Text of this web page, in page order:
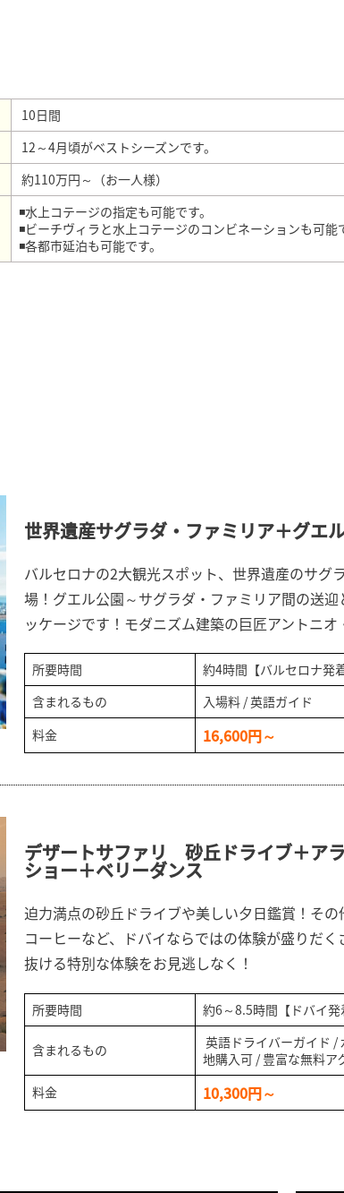
10日間
12～4月頃がベストシーズンです。
約110万円～（お一人様）
◾水上コテージの指定も可能です。
◾ビーチヴィラと水上コテージのコンビネーションも可能
◾各都市延泊も可能です。
世界遺産サグラダ・ファミリア＋グエ
バルセロナの2大観光スポット、世界遺産のサグ
場！グエル公園～サグラダ・ファミリア間の送
ッケージです！モダニズム建築の巨匠アントニ
所要時間
約4時間【バルセロナ発
含まれるもの
入場料 / 英語ガイド
料金
16,600円～
デザートサファリ 砂丘ドライブ＋ア
ショー＋ベリーダンス
迫力満点の砂丘ドライブや美しい夕日鑑賞！そ
コーヒーなど、ドバイならではの体験が盛りだ
抜ける特別な体験をお見逃しなく！
所要時間 約6～8.5時間【ドバイ発
含まれるもの
英語ドライバーガイド
地購入可 / 豊富な無料ア
料金
10,300円～